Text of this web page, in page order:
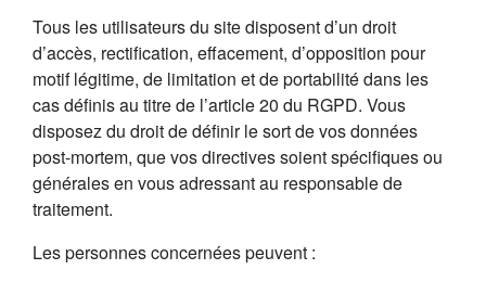
Tous les utilisateurs du site disposent d’un droit
d’accès, rectification, effacement, d’opposition pour
motif légitime, de limitation et de portabilité dans les
cas définis au titre de l’article 20 du RGPD. Vous
disposez du droit de définir le sort de vos données
post-mortem, que vos directives soient spécifiques ou
générales en vous adressant au responsable de
traitement.
Les personnes concernées peuvent :